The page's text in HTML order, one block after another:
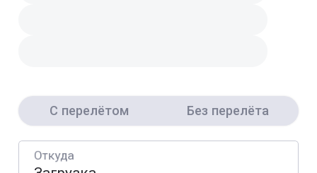
С перелётом Без перелёта
Откуда